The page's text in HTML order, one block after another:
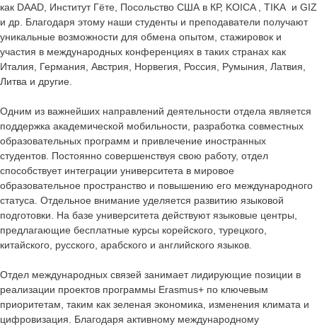
как DAAD, Институт Гёте, Посольство США в КР, KOICA , TIKA и GIZ
и др. Благодаря этому наши студенты и преподаватели получают
уникальные возможности для обмена опытом, стажировок и
участия в международных конференциях в таких странах как
Италия, Германия, Австрия, Норвегия, Россия, Румыния, Латвия,
Литва и другие.
Одним из важнейших направлений деятельности отдела является
поддержка академической мобильности, разработка совместных
образовательных программ и привлечение иностранных
студентов. Постоянно совершенствуя свою работу, отдел
способствует интеграции университета в мировое
образовательное пространство и повышению его международного
статуса. Отдельное внимание уделяется развитию языковой
подготовки. На базе университета действуют языковые центры,
предлагающие бесплатные курсы корейского, турецкого,
китайского, русского, арабского и английского языков.
Отдел международных связей занимает лидирующие позиции в
реализации проектов программы Erasmus+ по ключевым
приоритетам, таким как зеленая экономика, изменения климата и
цифровизация. Благодаря активному международному